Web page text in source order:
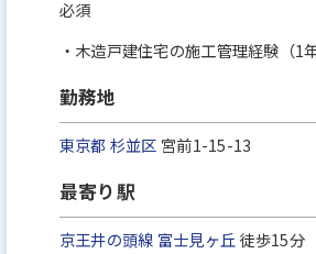
必須
・木造戸建住宅の施工管理経験（1年
勤務地
東京都 杉並区 宮前1-15-13
最寄り駅
京王井の頭線 富士見ヶ丘 徒歩15分